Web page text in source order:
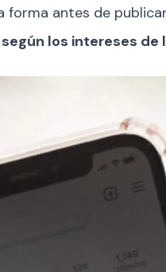
forma antes de
los intereses de